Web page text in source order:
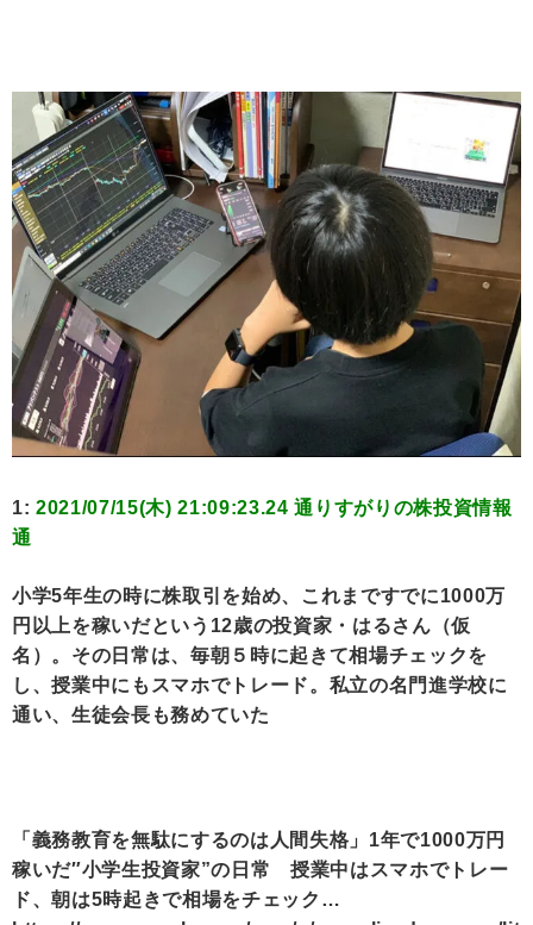
1: 2021/07/15(木) 21:09:23.24 通りすがりの株投資情報
通
小学5年生の時に株取引を始め、これまですでに1000万
円以上を稼いだという12歳の投資家・はるさん（仮
名）。その日常は、毎朝５時に起きて相場チェックを
し、授業中にもスマホでトレード。私立の名門進学校に
通い、生徒会長も務めていた
「義務教育を無駄にするのは人間失格」1年で1000万円
稼いだ″小学生投資家”の日常 授業中はスマホでトレー
ド、朝は5時起きで相場をチェック…